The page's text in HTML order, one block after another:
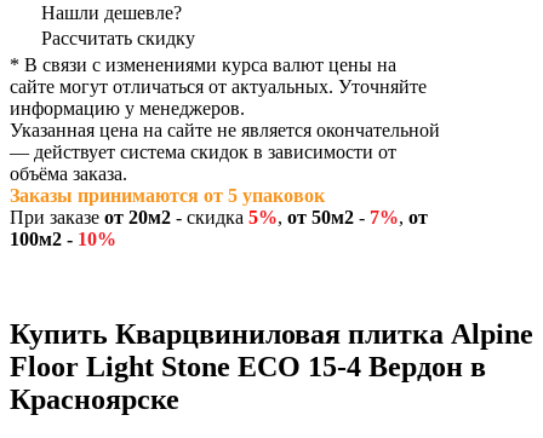
Нашли дешевле?
Рассчитать скидку
* В связи с изменениями курса валют цены на
сайте могут отличаться от актуальных. Уточняйте
информацию у менеджеров.
Указанная цена на сайте не является окончательной
— действует система скидок в зависимости от
объёма заказа.
Заказы принимаются от 5 упаковок
При заказе от 20м2 - скидка 5%, от 50м2 - 7%, от
100м2 - 10%
Купить Кварцвиниловая плитка Alpine
Floor Light Stone ECO 15-4 Вердон в
Красноярске